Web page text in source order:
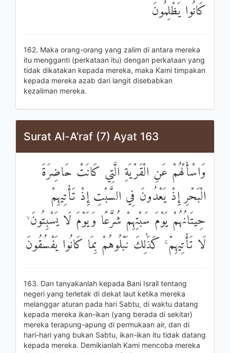
كَانُوا يَظْلِمُونَ
162. Maka orang-orang yang zalim di antara mereka
itu mengganti (perkataan itu) dengan perkataan yang
tidak dikatakan kepada mereka, maka Kami timpakan
kepada mereka azab dari langit disebabkan
kezaliman mereka.
Surat Al-A’raf (7) Ayat 163
وَاسْأَلْهُمْ عَنِ الْقَرْيَةِ الَّتِي كَانَتْ حَاضِرَةَ
الْبَحْرِ إِذْ يَعْدُونَ فِي السَّبْتِ إِذْ تَأْتِيهِمْ
حِيتَانُهُمْ يَوْمَ سَبْتِهِمْ شُرَّعًا وَيَوْمَ لَا يَسْبِتُونَ ۙ
لَا تَأْتِيهِمْ ۚ كَذَٰلِكَ نَبْلُوهُمْ بِمَا كَانُوا يَفْسُقُونَ
163. Dan tanyakanlah kepada Bani Israil tentang
negeri yang terletak di dekat laut ketika mereka
melanggar aturan pada hari Sabtu, di waktu datang
kepada mereka ikan-ikan (yang berada di sekitar)
mereka terapung-apung di permukaan air, dan di
hari-hari yang bukan Sabtu, ikan-ikan itu tidak datang
kepada mereka. Demikianlah Kami mencoba mereka